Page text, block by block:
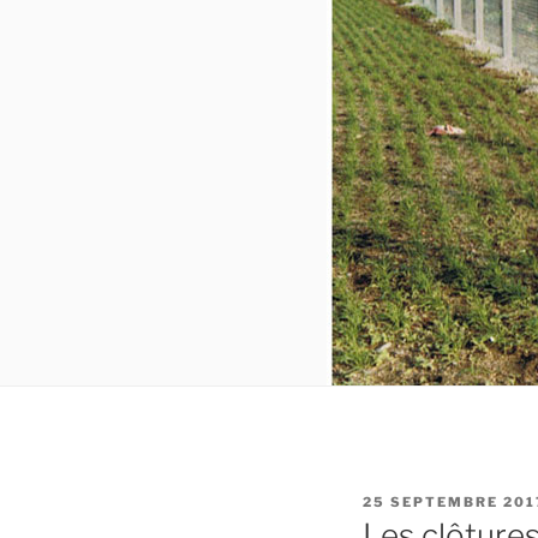
PUBLIÉ
LE
25 SEPTEMBRE